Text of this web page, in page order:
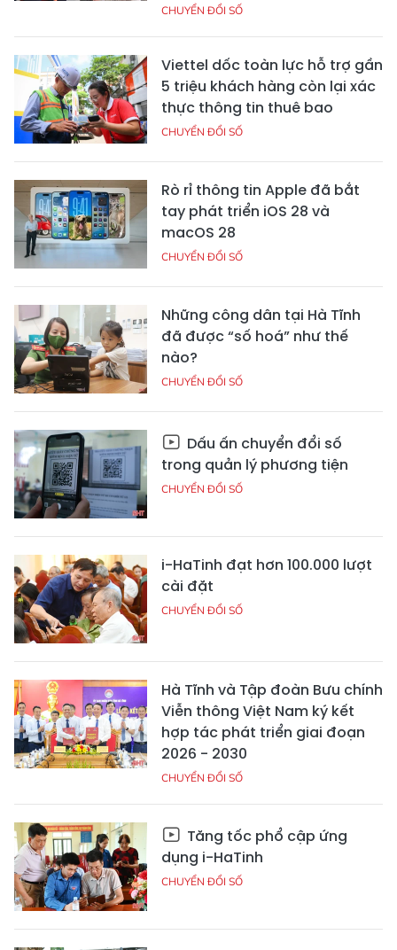
CHUYỂN ĐỔI SỐ
Viettel dốc toàn lực hỗ trợ gần
5 triệu khách hàng còn lại xác
thực thông tin thuê bao
CHUYỂN ĐỔI SỐ
Rò rỉ thông tin Apple đã bắt
tay phát triển iOS 28 và
macOS 28
CHUYỂN ĐỔI SỐ
Những công dân tại Hà Tĩnh
đã được “số hoá” như thế
nào?
CHUYỂN ĐỔI SỐ
Dấu ấn chuyển đổi số
trong quản lý phương tiện
CHUYỂN ĐỔI SỐ
i-HaTinh đạt hơn 100.000 lượt
cài đặt
CHUYỂN ĐỔI SỐ
Hà Tĩnh và Tập đoàn Bưu chính
Viễn thông Việt Nam ký kết
hợp tác phát triển giai đoạn
2026 - 2030
CHUYỂN ĐỔI SỐ
Tăng tốc phổ cập ứng
dụng i-HaTinh
CHUYỂN ĐỔI SỐ